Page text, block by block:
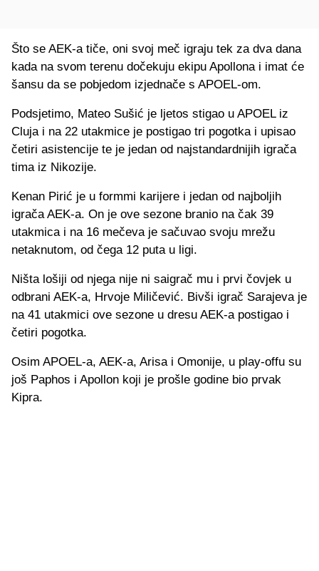
Što se AEK-a tiče, oni svoj meč igraju tek za dva dana
kada na svom terenu dočekuju ekipu Apollona i imat će
šansu da se pobjedom izjednače s APOEL-om.
Podsjetimo, Mateo Sušić je ljetos stigao u APOEL iz
Cluja i na 22 utakmice je postigao tri pogotka i upisao
četiri asistencije te je jedan od najstandardnijih igrača
tima iz Nikozije.
Kenan Pirić je u formmi karijere i jedan od najboljih
igrača AEK-a. On je ove sezone branio na čak 39
utakmica i na 16 mečeva je sačuvao svoju mrežu
netaknutom, od čega 12 puta u ligi.
Ništa lošiji od njega nije ni saigrač mu i prvi čovjek u
odbrani AEK-a, Hrvoje Miličević. Bivši igrač Sarajeva je
na 41 utakmici ove sezone u dresu AEK-a postigao i
četiri pogotka.
Osim APOEL-a, AEK-a, Arisa i Omonije, u play-offu su
još Paphos i Apollon koji je prošle godine bio prvak
Kipra.